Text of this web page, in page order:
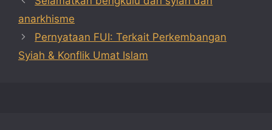
anarkhisme
Pernyataan FUI: Terkait Perkembangan
Syiah & Konflik Umat Islam